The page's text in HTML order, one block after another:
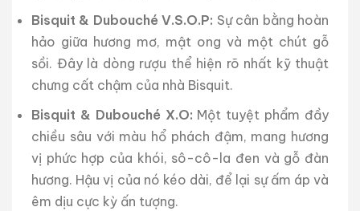
Bisquit & Dubouché V.S.O.P: Sự cân bằng hoàn
hảo giữa hương mơ, mật ong và một chút gỗ
sồi. Đây là dòng rượu thể hiện rõ nhất kỹ thuật
chưng cất chậm của nhà Bisquit.
Bisquit & Dubouché X.O: Một tuyệt phẩm đầy
chiều sâu với màu hổ phách đậm, mang hương
vị phức hợp của khói, sô-cô-la đen và gỗ đàn
hương. Hậu vị của nó kéo dài, để lại sự ấm áp và
êm dịu cực kỳ ấn tượng.